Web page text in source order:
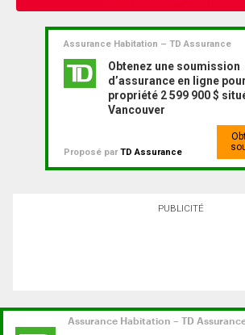
Assurance Habitation – TD Assurance
Obtenez une soumission
d’assurance en ligne
propriété 2 599 900 $
Vancouver
Proposé parTD Assurance
PUBLICITÉ